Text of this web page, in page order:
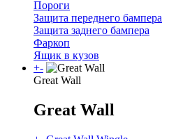
Пороги
Защита переднего бампера
Защита заднего бампера
Фаркоп
Ящик в кузов
+-
Great Wall
Great Wall